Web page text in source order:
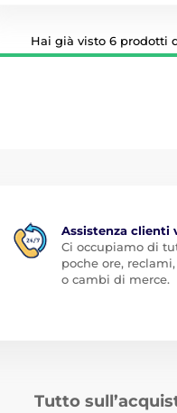
Hai già visto 6 prodotti
Assistenza clienti
Ci occupiamo di
poche ore,
o cambi di merce.
Tutto